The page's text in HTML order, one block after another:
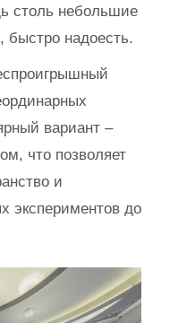
столь небольшие
быстро надоесть.
вариант –
что позволяет
и
экспериментов до